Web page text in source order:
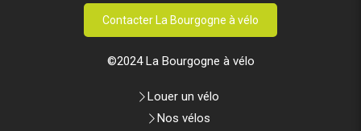
Contacter La Bourgogne à vélo
©2024 La Bourgogne à vélo
Louer un vélo
Nos vélos